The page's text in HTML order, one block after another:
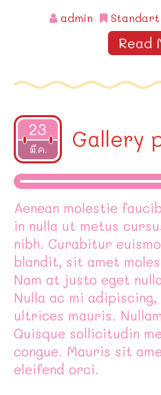
admin Standart
Read
23
มี.ค.
2015 Gallery
Aenean molestie
in nulla ut metus
nibh. Curabitur
blandit, sit amet
Nam at justo eget
Nulla ac mi
ultrices mauris.
Quisque sollicitudin
congue. Mauris sit
eleifend orci.